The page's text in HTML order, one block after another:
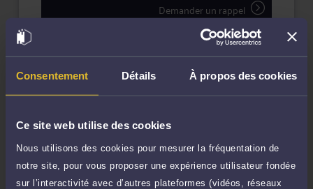
Consentement Détails À propos des cookies
Ce site web utilise des cookies
Nous utilisons des cookies pour mesurer la fréquentation de
notre site, pour vous proposer une expérience utilisateur fondée
sur l’interactivité avec d’autres plateformes (vidéos, réseaux
Demander un rappel
de 1.000 caractères)
130 €
Consultation écrite
Etude de votre dossier + possibilité
d'ajout d'une pièce jointe
400 €
TTC